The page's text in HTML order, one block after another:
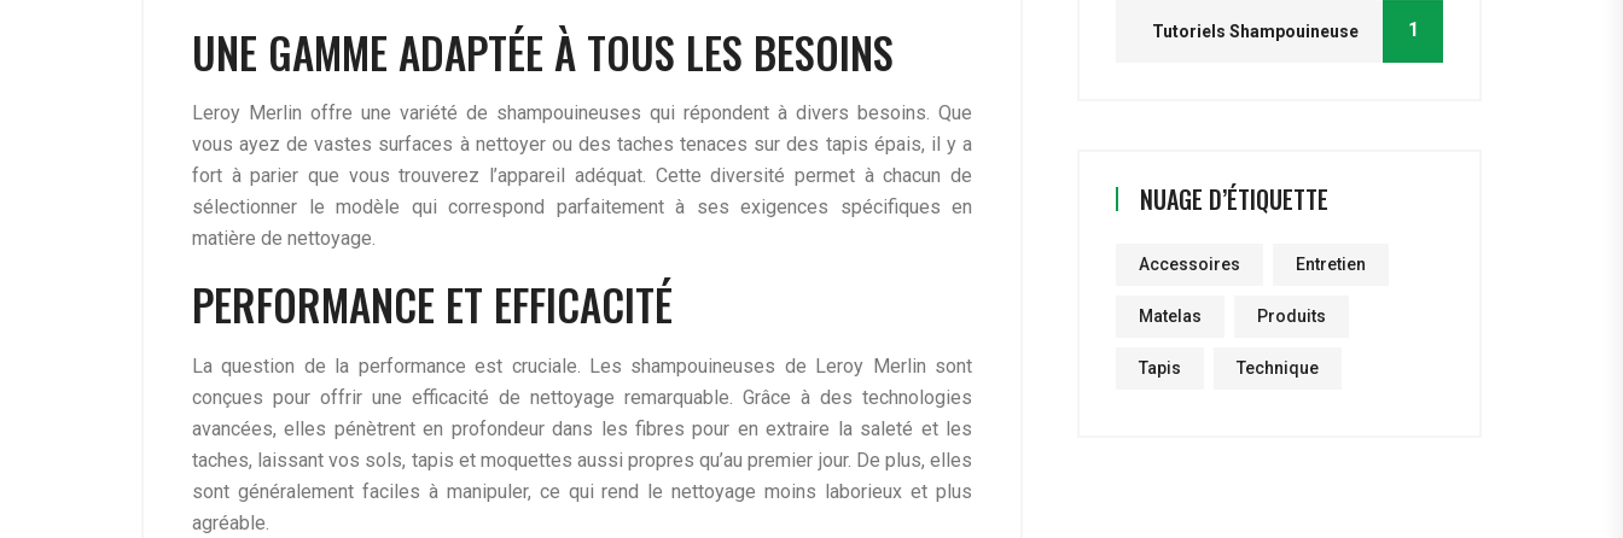
UNE GAMME ADAPTÉE À TOUS LES BESOINS
Leroy Merlin offre une variété de shampouineuses qui répondent à divers besoins. Que
vous ayez de vastes surfaces à nettoyer ou des taches tenaces sur des tapis épais, il y a
fort à parier que vous trouverez l’appareil adéquat. Cette diversité permet à chacun de
sélectionner le modèle qui correspond parfaitement à ses exigences spécifiques en
matière de nettoyage.
PERFORMANCE ET EFFICACITÉ
La question de la performance est cruciale. Les shampouineuses de Leroy Merlin sont
conçues pour offrir une efficacité de nettoyage remarquable. Grâce à des technologies
avancées, elles pénètrent en profondeur dans les fibres pour en extraire la saleté et les
taches, laissant vos sols, tapis et moquettes aussi propres qu’au premier jour. De plus, elles
sont généralement faciles à manipuler, ce qui rend le nettoyage moins laborieux et plus
agréable.
Tutoriels Shampouineuse 1
NUAGE D’ÉTIQUETTE
Accessoires Entretien
Matelas Produits
Tapis Technique